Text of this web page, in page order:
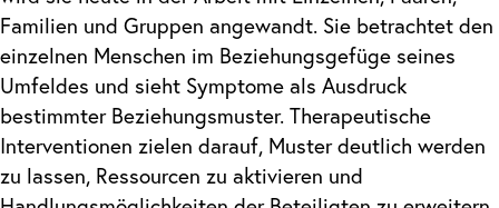
Familien und Gruppen angewandt. Sie betrachtet den
einzelnen Menschen im Beziehungsgefüge seines
Umfeldes und sieht Symptome als Ausdruck
bestimmter Beziehungsmuster. Therapeutische
Interventionen zielen darauf, Muster deutlich werden
zu lassen, Ressourcen zu aktivieren und